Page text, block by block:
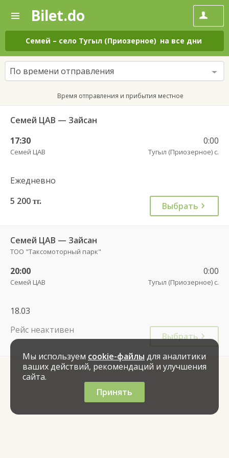
—
Поиск
и
покупка
билетов
на
автобус
онлайн
Bilet.do
Семей – село Тугыл (Приозерное) на все дни
По времени отправления
Время отправления и прибытия местное
Семей ЦАВ — Зайсан
17:30
Семей ЦАВ
0:00
Тугыл (Приозерное) с.
Ежедневно
5 200 тг. Выбрать
Семей ЦАВ — Зайсан
ТОО "Таксомоторный парк"
20:00
Семей ЦАВ
0:00
Тугыл (Приозерное) с.
18.03
Рейс неактивен
Выбрать
Мы используем cookie-файлы для аналитики
ваших действий, рекомендаций и улучшения
сайта.
Принять